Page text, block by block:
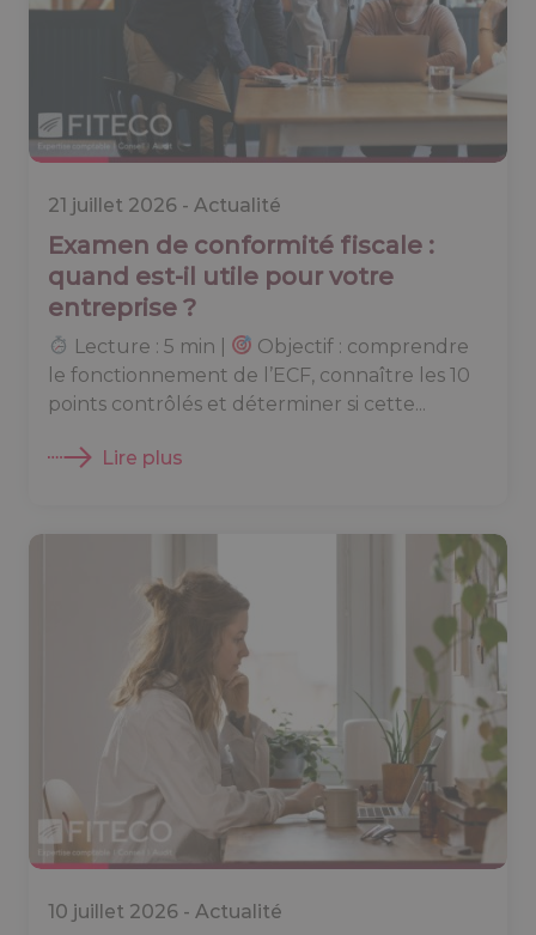
21 juillet 2026 - Actualité
Examen de conformité fiscale :
quand est-il utile pour votre
entreprise ?
Lecture : 5 min |
Objectif : comprendre
le fonctionnement de l’ECF, connaître les 10
points contrôlés et déterminer si cette...
Lire plus
10 juillet 2026 - Actualité